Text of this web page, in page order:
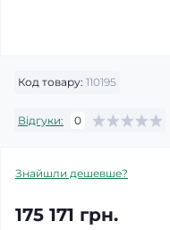
Код товару: 110195
Відгуки: 0
Знайшли дешевше?
175 171 грн.